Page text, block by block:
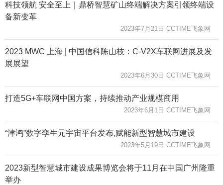
科技领航 安全至上｜鼎桥智慧矿山终端解决方案引领终端设
备新变革
2023年7月21日 CCTIME飞象网
2023 MWC 上海 | 中国信科陈山枝：C-V2X车联网进展及发
展展望
2023年6月30日 CCTIME飞象网
打造5G+车联网中国方案，持续推动产业规模商用
2023年6月1日 CCTIME飞象网
“津鸿”数字孪生元宇宙平台发布,赋能新型智慧城市建设
2023年5月19日 CCTIME飞象网
2023新型智慧城市建设成果博览会将于11月在中国广州隆重
举办